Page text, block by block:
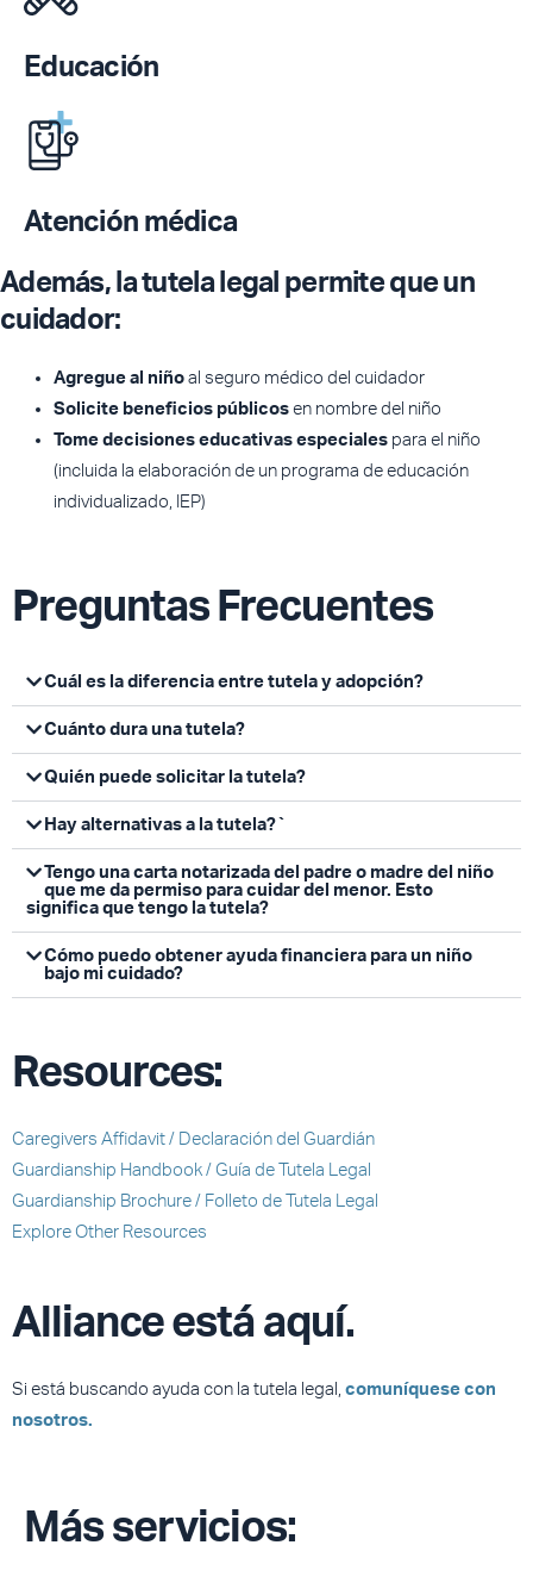
Educación
Atención médica
Además, la tutela legal permite que un
cuidador:
Agregue al niño al seguro médico del cuidador
Solicite beneficios públicos en nombre del niño
Tome decisiones educativas especiales para el niño
(incluida la elaboración de un programa de educación
individualizado, IEP)
Preguntas Frecuentes
Cuál es la diferencia entre tutela y adopción?
Cuánto dura una tutela?
Quién puede solicitar la tutela?
Hay alternativas a la tutela?`
Tengo una carta notarizada del padre o madre del niño
que me da permiso para cuidar del menor. Esto
significa que tengo la tutela?
Cómo puedo obtener ayuda financiera para un niño
bajo mi cuidado?
Resources:
Caregivers Affidavit / Declaración del Guardián
Guardianship Handbook / Guía de Tutela Legal
Guardianship Brochure / Folleto de Tutela Legal
Explore Other Resources
Alliance está aquí.
Si está buscando ayuda con la tutela legal, comuníquese con
nosotros.
Más servicios: